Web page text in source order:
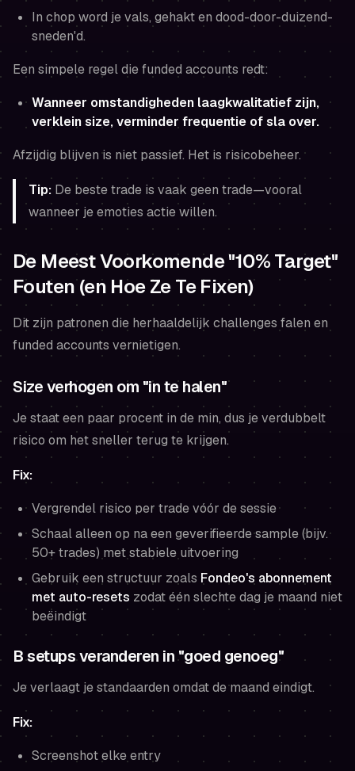
In chop word je vals, gehakt en dood-door-duizend-
sneden'd.
Een simpele regel die funded accounts redt:
Wanneer omstandigheden laagkwalitatief zijn,
verklein size, verminder frequentie of sla over.
Afzijdig blijven is niet passief. Het is risicobeheer.
Tip: De beste trade is vaak geen trade—vooral
wanneer je emoties actie willen.
De Meest Voorkomende "10% Target"
Fouten (en Hoe Ze Te Fixen)
Dit zijn patronen die herhaaldelijk challenges falen en
funded accounts vernietigen.
Size verhogen om "in te halen"
Je staat een paar procent in de min, dus je verdubbelt
risico om het sneller terug te krijgen.
Fix:
Vergrendel risico per tradevóór de sessie
Schaal alleen op na een geverifieerde sample (bijv.
50+ trades) met stabiele uitvoering
Gebruik een structuur zoals Fondeo's abonnement
met auto-resets zodat één slechte dag je maand niet
beëindigt
B setups veranderen in "goed genoeg"
Je verlaagt je standaarden omdat de maand eindigt.
Fix:
Screenshot elke entry